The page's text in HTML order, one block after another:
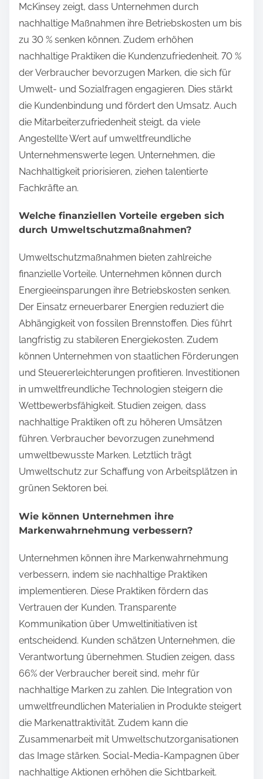
McKinsey zeigt, dass Unternehmen durch
nachhaltige Maßnahmen ihre Betriebskosten um bis
zu 30 % senken können. Zudem erhöhen
nachhaltige Praktiken die Kundenzufriedenheit. 70 %
der Verbraucher bevorzugen Marken, die sich für
Umwelt- und Sozialfragen engagieren. Dies stärkt
die Kundenbindung und fördert den Umsatz. Auch
die Mitarbeiterzufriedenheit steigt, da viele
Angestellte Wert auf umweltfreundliche
Unternehmenswerte legen. Unternehmen, die
Nachhaltigkeit priorisieren, ziehen talentierte
Fachkräfte an.
Welche finanziellen Vorteile ergeben sich
durch Umweltschutzmaßnahmen?
Umweltschutzmaßnahmen bieten zahlreiche
finanzielle Vorteile. Unternehmen können durch
Energieeinsparungen ihre Betriebskosten senken.
Der Einsatz erneuerbarer Energien reduziert die
Abhängigkeit von fossilen Brennstoffen. Dies führt
langfristig zu stabileren Energiekosten. Zudem
können Unternehmen von staatlichen Förderungen
und Steuererleichterungen profitieren. Investitionen
in umweltfreundliche Technologien steigern die
Wettbewerbsfähigkeit. Studien zeigen, dass
nachhaltige Praktiken oft zu höheren Umsätzen
führen. Verbraucher bevorzugen zunehmend
umweltbewusste Marken. Letztlich trägt
Umweltschutz zur Schaffung von Arbeitsplätzen in
grünen Sektoren bei.
Wie können Unternehmen ihre
Markenwahrnehmung verbessern?
Unternehmen können ihre Markenwahrnehmung
verbessern, indem sie nachhaltige Praktiken
implementieren. Diese Praktiken fördern das
Vertrauen der Kunden. Transparente
Kommunikation über Umweltinitiativen ist
entscheidend. Kunden schätzen Unternehmen, die
Verantwortung übernehmen. Studien zeigen, dass
66% der Verbraucher bereit sind, mehr für
nachhaltige Marken zu zahlen. Die Integration von
umweltfreundlichen Materialien in Produkte steigert
die Markenattraktivität. Zudem kann die
Zusammenarbeit mit Umweltschutzorganisationen
das Image stärken. Social-Media-Kampagnen über
nachhaltige Aktionen erhöhen die Sichtbarkeit.